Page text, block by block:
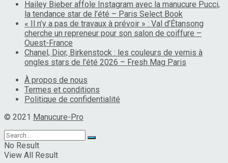
Hailey Bieber affole Instagram avec la manucure Pucci,
la tendance star de l’été – Paris Select Book
« Il n’y a pas de travaux à prévoir » : Val d’Étansong
cherche un repreneur pour son salon de coiffure –
Ouest-France
Chanel, Dior, Birkenstock : les couleurs de vernis à
ongles stars de l’été 2026 – Fresh Mag Paris
À propos de nous
Termes et conditions
Politique de confidentialité
© 2021 Manucure-Pro
No Result
View All Result